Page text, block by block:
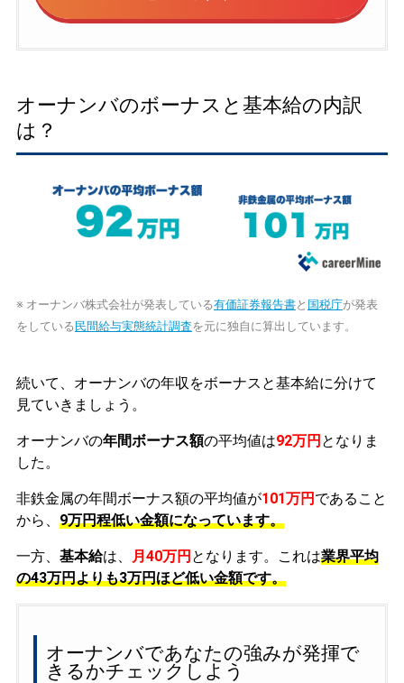
オーナンバのボーナスと基本給の内訳
は？
※ オーナンバ株式会社が発表している有価証券報告書と 国税庁が発表
をしている 民間給与実態統計調査を元に独自に算出しています。
続いて、オーナンバの年収をボーナスと基本給に分けて
見ていきましょう。
オーナンバの年間ボーナス額の平均値は92万円 となりま
した。
非鉄金属の年間ボーナス額の平均値が101万円 であること
から、 9万円程低い金額になっています。
一方、 基本給は、 月40万円 となります。これは業界平均
の43万円よりも3万円ほど低い金額です。
オーナンバであなたの強みが発揮で
きるかチェックしよう